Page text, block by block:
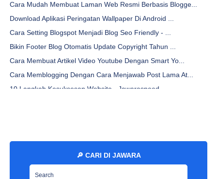
Cara Mudah Membuat Laman Web Resmi Berbasis Blogge...
Download Aplikasi Peringatan Wallpaper Di Android ...
Cara Setting Blogspot Menjadi Blog Seo Friendly - ...
Bikin Footer Blog Otomatis Update Copyright Tahun ...
Cara Membuat Artikel Video Youtube Dengan Smart Yo...
Cara Memblogging Dengan Cara Menjawab Post Lama At...
10 Langkah Kesuksesan Website - Jawaraspeed
Teknik Urutan Rekomendasi Kelas Situs Web - Jawara...
Pencarian Umum, Kotak Pencarian, Plugin Pencarian,...
Mengatasi Gambar Thumbnail Buram Di Blog - Jawaras...
🔎 CARI DI JAWARA